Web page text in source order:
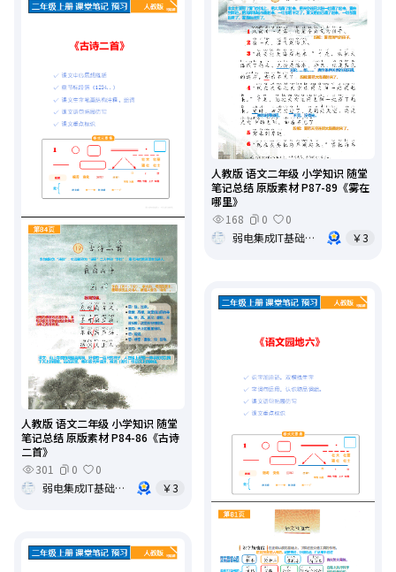
人教版 语文二年级 小学知识 随堂
笔记总结 原版素材 P87-89《雾在
哪里》
168
0
0
弱电集成IT基础架构运维
￥3
人教版 语文二年级 小学知识 随堂
笔记总结 原版素材 P84-86《古诗
二首》
301
0
0
弱电集成IT基础架构运维
￥3